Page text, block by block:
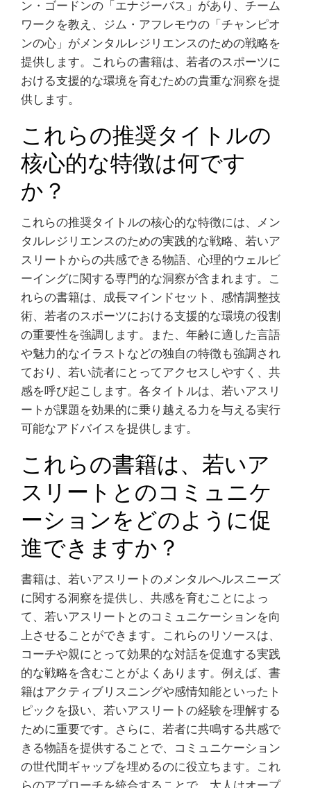
ン・ゴードンの「エナジーバス」があり、チーム
ワークを教え、ジム・アフレモウの「チャンピオ
ンの心」がメンタルレジリエンスのための戦略を
提供します。これらの書籍は、若者のスポーツに
おける支援的な環境を育むための貴重な洞察を提
供します。
これらの推奨タイトルの
核心的な特徴は何です
か？
これらの推奨タイトルの核心的な特徴には、メン
タルレジリエンスのための実践的な戦略、若いア
スリートからの共感できる物語、心理的ウェルビ
ーイングに関する専門的な洞察が含まれます。こ
れらの書籍は、成長マインドセット、感情調整技
術、若者のスポーツにおける支援的な環境の役割
の重要性を強調します。また、年齢に適した言語
や魅力的なイラストなどの独自の特徴も強調され
ており、若い読者にとってアクセスしやすく、共
感を呼び起こします。各タイトルは、若いアスリ
ートが課題を効果的に乗り越える力を与える実行
可能なアドバイスを提供します。
これらの書籍は、若いア
スリートとのコミュニケ
ーションをどのように促
進できますか？
書籍は、若いアスリートのメンタルヘルスニーズ
に関する洞察を提供し、共感を育むことによっ
て、若いアスリートとのコミュニケーションを向
上させることができます。これらのリソースは、
コーチや親にとって効果的な対話を促進する実践
的な戦略を含むことがよくあります。例えば、書
籍はアクティブリスニングや感情知能といったト
ピックを扱い、若いアスリートの経験を理解する
ために重要です。さらに、若者に共鳴する共感で
きる物語を提供することで、コミュニケーション
の世代間ギャップを埋めるのに役立ちます。これ